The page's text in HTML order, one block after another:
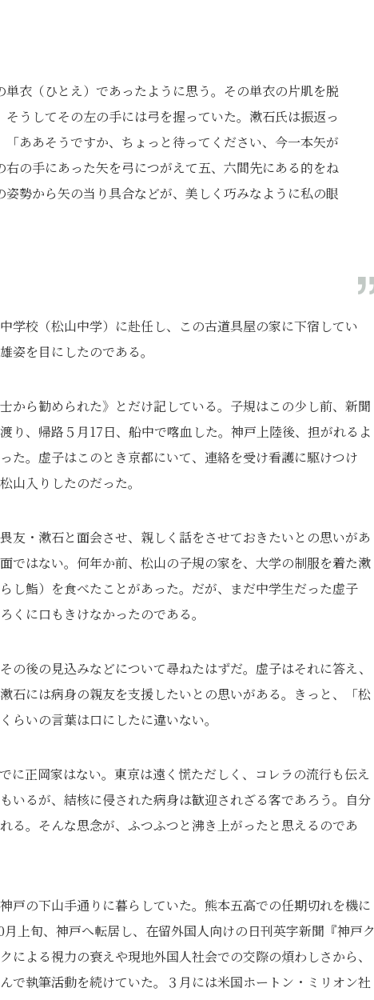
衣（ひとえ）であったように思う。その単衣の片肌を脱
うしてその左の手には弓を握っていた。漱石氏は振返っ
ああそうですか、ちょっと待ってください、今一本矢が
の手にあった矢を弓につがえて五、六間先にある的をね
勢から矢の当り具合などが、美しく巧みなように私の眼
学校（松山中学）に赴任し、この古道具屋の家に下宿してい
姿を目にしたのである。
から勧められた》とだけ記している。子規はこの少し前、新聞
り、帰路５月17日、船中で喀血した。神戸上陸後、担がれるよ
た。虚子はこのとき京都にいて、連絡を受け看護に駆けつけ
山入りしたのだった。
友・漱石と面会させ、親しく話をさせておきたいとの思いがあ
ではない。何年か前、松山の子規の家を、大学の制服を着た漱
し鮨）を食べたことがあった。だが、まだ中学生だった虚子
くに口もきけなかったのである。
後の見込みなどについて尋ねたはずだ。虚子はそれに答え、
石には病身の親友を支援したいとの思いがある。きっと、「松
いの言葉は口にしたに違いない。
に正岡家はない。東京は遠く慌ただしく、コレラの流行も伝え
いるが、結核に侵された病身は歓迎されざる客であろう。自分
る。そんな思念が、ふつふつと沸き上がったと思えるのであ
戸の下山手通りに暮らしていた。熊本五高での任期切れを機に
上旬、神戸へ転居し、在留外国人向けの日刊英字新聞『神戸ク
よる視力の衰えや現地外国人社会での交際の煩わしさから、
で執筆活動を続けていた。３月には米国ホートン・ミリオン社